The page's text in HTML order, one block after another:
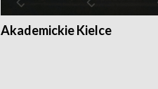
Akademickie Kielce